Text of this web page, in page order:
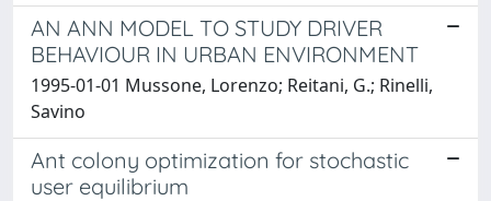
AN ANN MODEL TO STUDY DRIVER
BEHAVIOUR IN URBAN ENVIRONMENT
1995-01-01 Mussone, Lorenzo; Reitani, G.; Rinelli,
Savino
Ant colony optimization for stochastic
user equilibrium